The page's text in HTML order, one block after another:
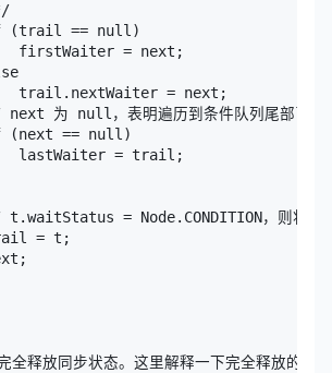
(trail == null)
firstWaiter = next;
trail.nextWaiter = next;
为 null，表明遍历到条件队列尾部了
(next == null)
lastWaiter = trail;
t.waitStatus = Node.CONDITION，则将
= t;
全释放同步状态。这里解释一下完全释放的原